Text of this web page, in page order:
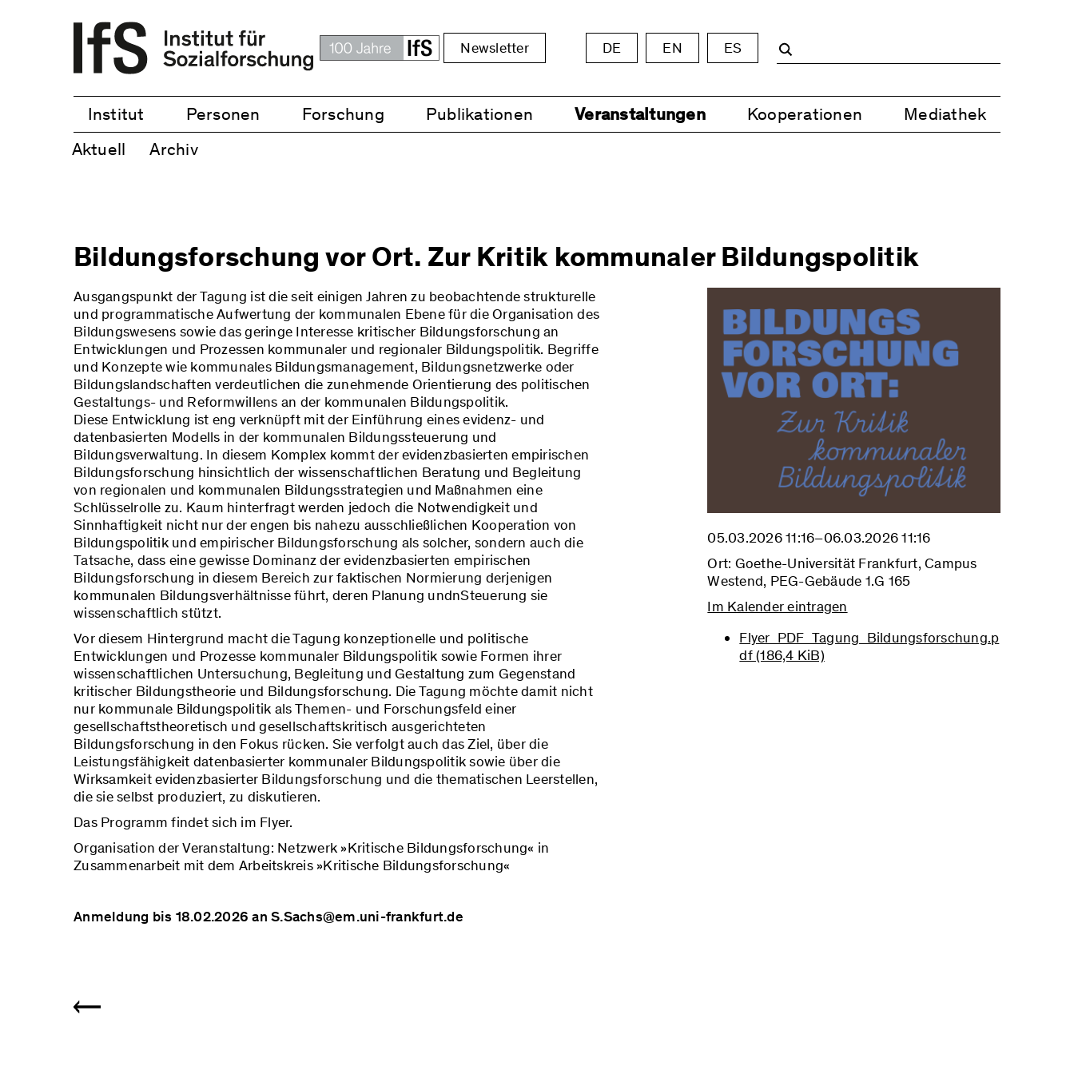
Newsletter DE EN ES
Institut Personen Forschung Publikationen Veranstaltungen Kooperationen
Mediathek
Aktuell
Archiv
Bildungsforschung vor Ort. Zur Kritik kommunaler Bildungspolitik
Ausgangspunkt der Tagung ist die seit einigen Jahren zu beobachtende strukturelle
und programmatische Aufwertung der kommunalen Ebene für die Organisation des
Bildungswesens sowie das geringe Interesse kritischer Bildungsforschung an
Entwicklungen und Prozessen kommunaler und regionaler Bildungspolitik. Begriffe
und Konzepte wie kommunales Bildungsmanagement, Bildungsnetzwerke oder
Bildungslandschaften verdeutlichen die zunehmende Orientierung des politischen
Gestaltungs- und Reformwillens an der kommunalen Bildungspolitik.
Diese Entwicklung ist eng verknüpft mit der Einführung eines evidenz- und
datenbasierten Modells in der kommunalen Bildungssteuerung und
Bildungsverwaltung. In diesem Komplex kommt der evidenzbasierten empirischen
Bildungsforschung hinsichtlich der wissenschaftlichen Beratung und Begleitung
von regionalen und kommunalen Bildungsstrategien und Maßnahmen eine
Schlüsselrolle zu. Kaum hinterfragt werden jedoch die Notwendigkeit und
Sinnhaftigkeit nicht nur der engen bis nahezu ausschließlichen Kooperation von
Bildungspolitik und empirischer Bildungsforschung als solcher, sondern auch die
Tatsache, dass eine gewisse Dominanz der evidenzbasierten empirischen
Bildungsforschung in diesem Bereich zur faktischen Normierung derjenigen
kommunalen Bildungsverhältnisse führt, deren Planung undnSteuerung sie
wissenschaftlich stützt.
Vor diesem Hintergrund macht die Tagung konzeptionelle und politische
Entwicklungen und Prozesse kommunaler Bildungspolitik sowie Formen ihrer
wissenschaftlichen Untersuchung, Begleitung und Gestaltung zum Gegenstand
kritischer Bildungstheorie und Bildungsforschung. Die Tagung möchte damit nicht
nur kommunale Bildungspolitik als Themen- und Forschungsfeld einer
gesellschaftstheoretisch und gesellschaftskritisch ausgerichteten
Bildungsforschung in den Fokus rücken. Sie verfolgt auch das Ziel, über die
Leistungsfähigkeit datenbasierter kommunaler Bildungspolitik sowie über die
Wirksamkeit evidenzbasierter Bildungsforschung und die thematischen Leerstellen,
die sie selbst produziert, zu diskutieren.
Das Programm findet sich im Flyer.
Organisation der Veranstaltung: Netzwerk »Kritische Bildungsforschung« in
Zusammenarbeit mit dem Arbeitskreis »Kritische Bildungsforschung«
Anmeldung bis 18.02.2026 an S.Sachs@em.uni-frankfurt.de
05.03.2026 11:16–06.03.2026 11:16
Ort: Goethe-Universität Frankfurt, Campus
Westend, PEG-Gebäude 1.G 165
Im Kalender eintragen
Flyer_PDF_Tagung_Bildungsforschung.p
df(186,4 KiB)